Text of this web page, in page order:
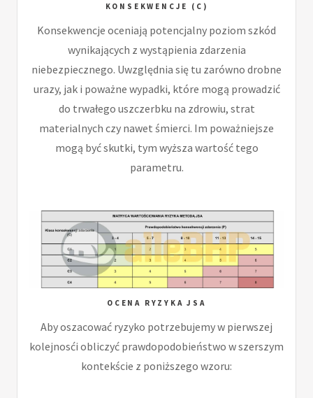
KONSEKWENCJE (C)
Konsekwencje oceniają potencjalny poziom szkód
wynikających z wystąpienia zdarzenia
niebezpiecznego. Uwzględnia się tu zarówno drobne
urazy, jak i poważne wypadki, które mogą prowadzić
do trwałego uszczerbku na zdrowiu, strat
materialnych czy nawet śmierci. Im poważniejsze
mogą być skutki, tym wyższa wartość tego
parametru.
OCENA RYZYKA JSA
Aby oszacować ryzyko potrzebujemy w pierwszej
kolejnosći obliczyć prawdopodobieństwo w szerszym
kontekście z poniższego wzoru: